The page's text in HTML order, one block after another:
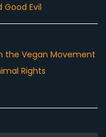
Good Evil
the Vegan Movement
Rights